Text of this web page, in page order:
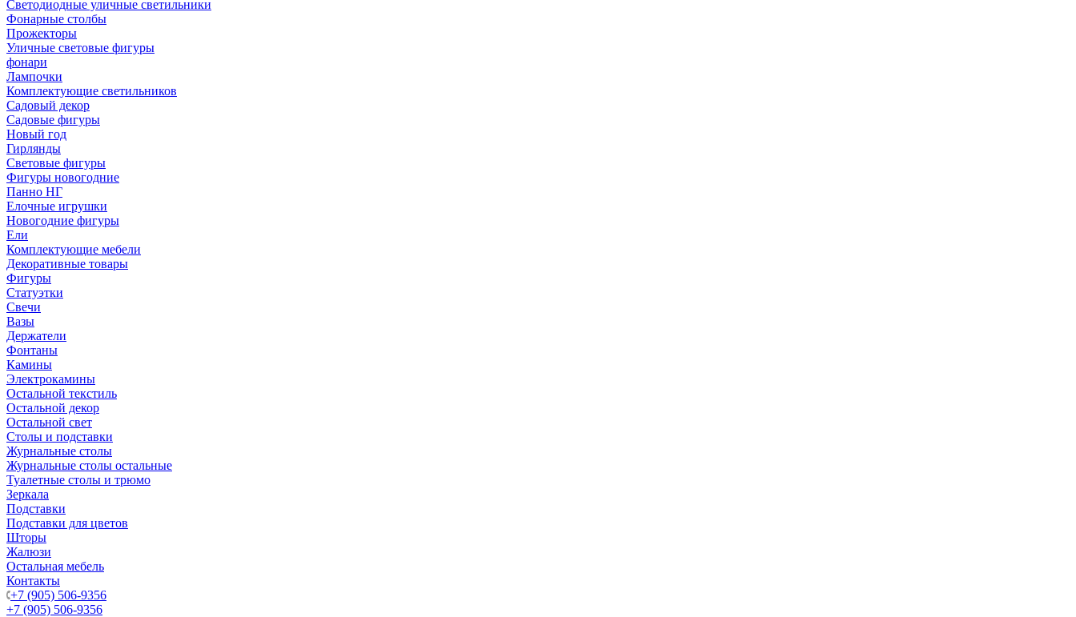
Светодиодные уличные светильники
Фонарные столбы
Прожекторы
Уличные световые фигуры
фонари
Лампочки
Комплектующие светильников
Садовый декор
Садовые фигуры
Новый год
Гирлянды
Световые фигуры
Фигуры новогодние
Панно НГ
Елочные игрушки
Новогодние фигуры
Ели
Комплектующие мебели
Декоративные товары
Фигуры
Статуэтки
Свечи
Вазы
Держатели
Фонтаны
Камины
Электрокамины
Остальной текстиль
Остальной декор
Остальной свет
Столы и подставки
Журнальные столы
Журнальные столы остальные
Туалетные столы и трюмо
Зеркала
Подставки
Подставки для цветов
Шторы
Жалюзи
Остальная мебель
Контакты
+7 (905) 506-9356
+7 (905) 506-9356